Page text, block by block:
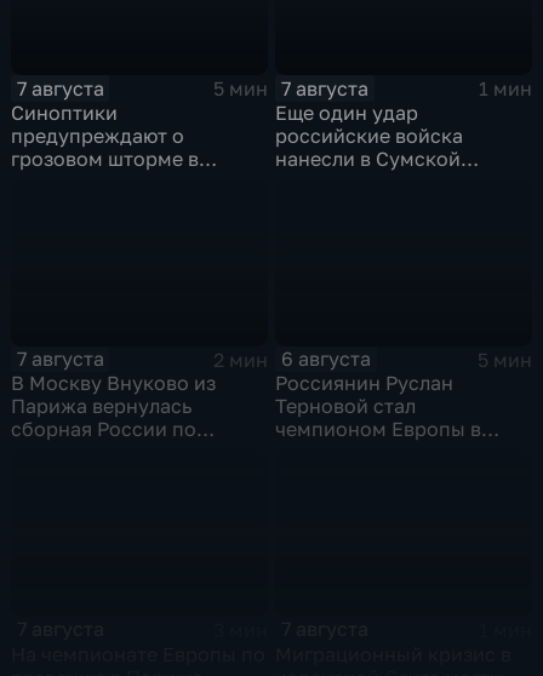
7 августа
5 мин
Синоптики
предупреждают о
грозовом шторме в
7 августа
1 мин
Еще один удар
российские войска
нанесли в Сумской
7 августа
2 мин
В Москву Внуково из
Парижа вернулась
сборная России по
6 августа
5 мин
Россиянин Руслан
Терновой стал
чемпионом Европы в